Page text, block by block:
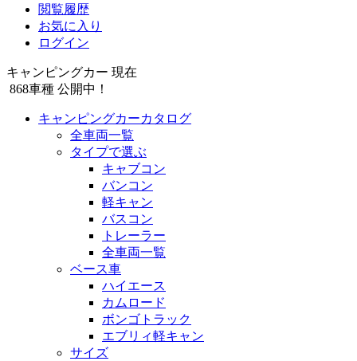
閲覧履歴
お気に入り
ログイン
キャンピングカー 現在
868車種 公開中！
キャンピングカーカタログ
全車両一覧
タイプで選ぶ
キャブコン
バンコン
軽キャン
バスコン
トレーラー
全車両一覧
ベース車
ハイエース
カムロード
ボンゴトラック
エブリィ軽キャン
サイズ